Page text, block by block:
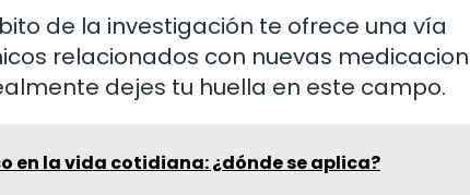
de la investigación te ofrece una vía
relacionados con nuevas
dejes tu huella en este campo.
en la vida cotidiana: ¿dónde se aplica?